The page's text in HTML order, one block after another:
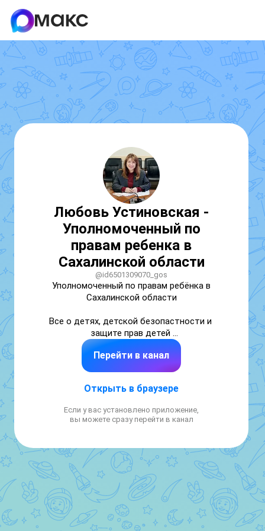
Любовь Устиновская -
Уполномоченный по
правам ребенка в
Сахалинской области
@id6501309070_gos
Уполномоченный по правам ребёнка в
Сахалинской области
Все о детях, детской безопастности и
защите прав детей
Официальный сайт:
https://deti.sakhalin.gov.ru/
https://vk.com/id610115132
Перейти в канал
Открыть в браузере
Если у вас установлено приложение,
вы можете сразу перейти в канал